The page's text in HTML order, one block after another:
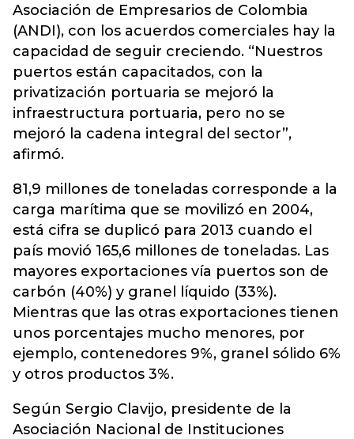
Asociación de Empresarios de Colombia
(ANDI), con los acuerdos comerciales hay la
capacidad de seguir creciendo. “Nuestros
puertos están capacitados, con la
privatización portuaria se mejoró la
infraestructura portuaria, pero no se
mejoró la cadena integral del sector”,
afirmó.
81,9 millones de toneladas corresponde a la
carga marítima que se movilizó en 2004,
está cifra se duplicó para 2013 cuando el
país movió 165,6 millones de toneladas. Las
mayores exportaciones vía puertos son de
carbón (40%) y granel líquido (33%).
Mientras que las otras exportaciones tienen
unos porcentajes mucho menores, por
ejemplo, contenedores 9%, granel sólido 6%
y otros productos 3%.
Según Sergio Clavijo, presidente de la
Asociación Nacional de Instituciones